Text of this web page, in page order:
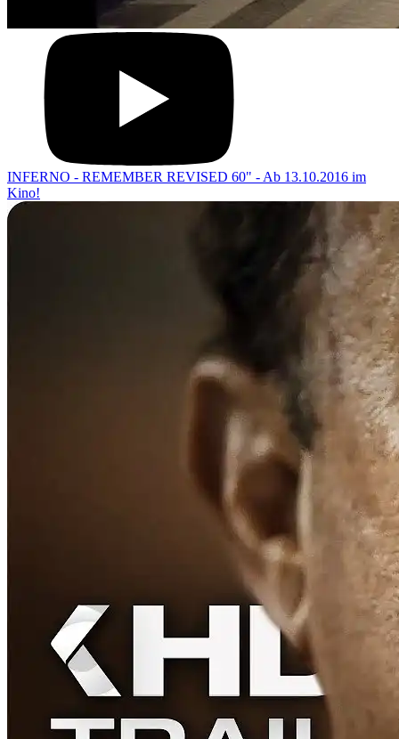
INFERNO - REMEMBER REVISED 60" - Ab 13.10.2016 im
Kino!